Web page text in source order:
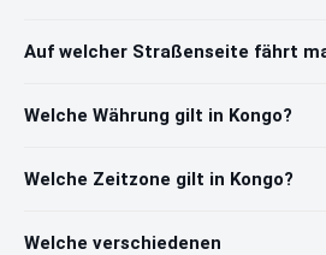
Auf welcher Straßenseite fährt
Welche Währung gilt in Kongo?
Welche Zeitzone gilt in Kongo?
Welche verschiedenen